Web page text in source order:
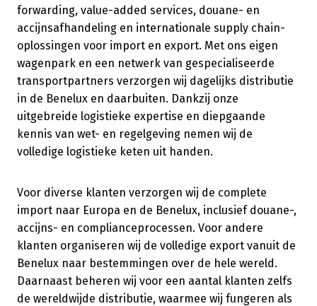
forwarding, value-added services, douane- en
accijnsafhandeling en internationale supply chain-
oplossingen voor import en export. Met ons eigen
wagenpark en een netwerk van gespecialiseerde
transportpartners verzorgen wij dagelijks distributie
in de Benelux en daarbuiten. Dankzij onze
uitgebreide logistieke expertise en diepgaande
kennis van wet- en regelgeving nemen wij de
volledige logistieke keten uit handen.
Voor diverse klanten verzorgen wij de complete
import naar Europa en de Benelux, inclusief douane-,
accijns- en complianceprocessen. Voor andere
klanten organiseren wij de volledige export vanuit de
Benelux naar bestemmingen over de hele wereld.
Daarnaast beheren wij voor een aantal klanten zelfs
de wereldwijde distributie, waarmee wij fungeren als